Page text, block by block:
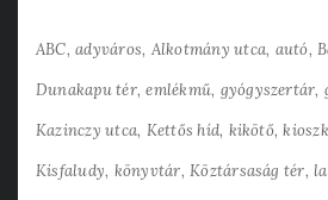
ABC adyváros Alkotmány utca autó
Dunakapu tér emlékmű gyógyszertár
Kazinczy utca Kettős híd kikötő kioszk
Kisfaludy könyvtár Köztársaság tér